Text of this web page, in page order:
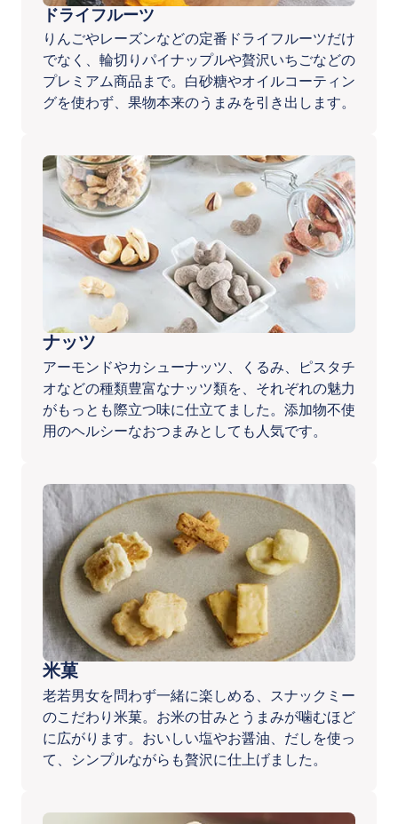
ドライフルーツ
りんごやレーズンなどの定番ドライフルーツだけ
でなく、輪切りパイナップルや贅沢いちごなどの
プレミアム商品まで。白砂糖やオイルコーティン
グを使わず、果物本来のうまみを引き出します。
ナッツ
アーモンドやカシューナッツ、くるみ、ピスタチ
オなどの種類豊富なナッツ類を、それぞれの魅力
がもっとも際立つ味に仕立てました。添加物不使
用のヘルシーなおつまみとしても人気です。
米菓
老若男女を問わず一緒に楽しめる、スナックミー
のこだわり米菓。お米の甘みとうまみが噛むほど
に広がります。おいしい塩やお醤油、だしを使っ
て、シンプルながらも贅沢に仕上げました。